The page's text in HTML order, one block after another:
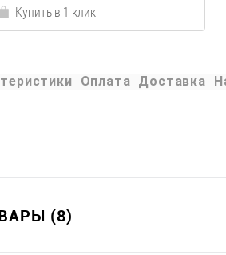
Купить в 1 клик
Оплата Доставка
(8)